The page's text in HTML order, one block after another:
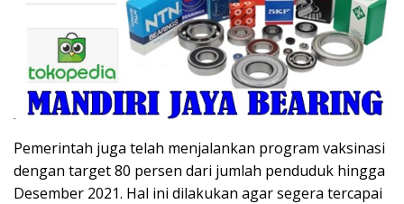
Pemerintah juga telah menjalankan program vaksinasi
dengan target 80 persen dari jumlah penduduk hingga
Desember 2021. Hal ini dilakukan agar segera tercapai